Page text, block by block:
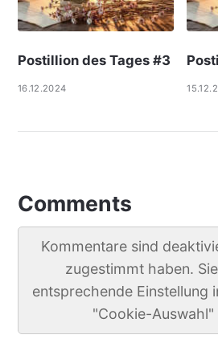
Postillion des Tages #3
16.12.2024
Comments
Kommentare sind
zugestimmt haben.
entsprechende Einstellung
"Cookie-Auswahl"